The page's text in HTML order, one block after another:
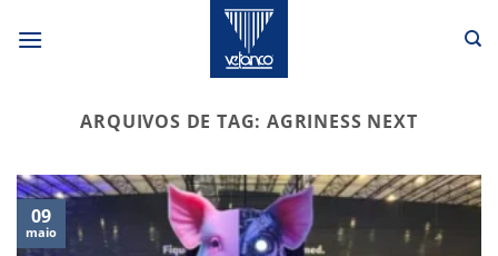
ARQUIVOS DE TAG:AGRINESS NEXT
09
maio